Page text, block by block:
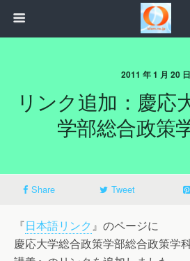
2011 年 1 月 20 日
リンク追加：慶応
学部総合政策
Share Tweet
『日本語リンク 』のページに
慶応大学総合政策学部総合政策学